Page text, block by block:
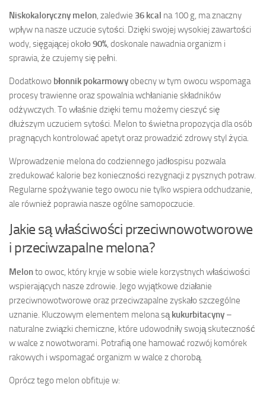
Niskokaloryczny melon, zaledwie 36 kcal na 100 g, ma znaczny
wpływ na nasze uczucie sytości. Dzięki swojej wysokiej zawartości
wody, sięgającej około 90%, doskonale nawadnia organizm i
sprawia, że czujemy się pełni.
Dodatkowo błonnik pokarmowyobecny w tym owocu wspomaga
procesy trawienne oraz spowalnia wchłanianie składników
odżywczych. To właśnie dzięki temu możemy cieszyć się
dłuższym uczuciem sytości. Melon to świetna propozycja dla osób
pragnących kontrolować apetyt oraz prowadzić zdrowy styl życia.
Wprowadzenie melona do codziennego jadłospisu pozwala
zredukować kalorie bez konieczności rezygnacji z pysznych potraw.
Regularne spożywanie tego owocu nie tylko wspiera odchudzanie,
ale również poprawia nasze ogólne samopoczucie.
Jakie są właściwości przeciwnowotworowe
i przeciwzapalne melona?
Melonto owoc, który kryje w sobie wiele korzystnych właściwości
wspierających nasze zdrowie. Jego wyjątkowe działanie
przeciwnowotworowe oraz przeciwzapalne zyskało szczególne
uznanie. Kluczowym elementem melona sąkukurbitacyny –
naturalne związki chemiczne, które udowodniły swoją skuteczność
w walce z nowotworami. Potrafią one hamować rozwój komórek
rakowych i wspomagać organizm w walce z chorobą.
Oprócz tego melon obfituje w: